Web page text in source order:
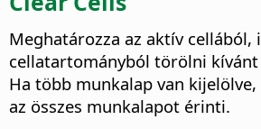
Meghatározza az aktív
cellatartományból törölni
Ha több munkalap van
az összes munkalapot érinti.